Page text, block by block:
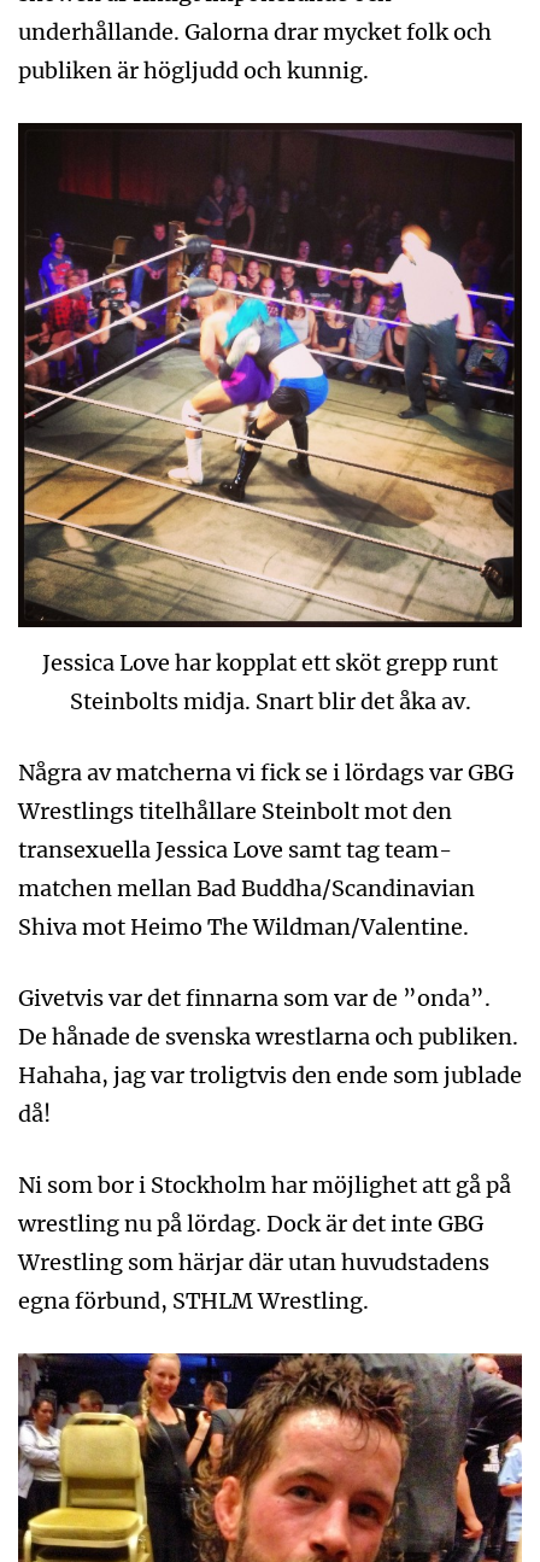
underhållande. Galorna drar mycket folk och
publiken är högljudd och kunnig.
Jessica Love har kopplat ett sköt grepp runt
Steinbolts midja. Snart blir det åka av.
Några av matcherna vi fick se i lördags var GBG
Wrestlings titelhållare Steinbolt mot den
transexuella Jessica Love samt tag team-
matchen mellan Bad Buddha/Scandinavian
Shiva mot Heimo The Wildman/Valentine.
Givetvis var det finnarna som var de ”onda”.
De hånade de svenska wrestlarna och publiken.
Hahaha, jag var troligtvis den ende som jublade
då!
Ni som bor i Stockholm har möjlighet att gå på
wrestling nu på lördag. Dock är det inte GBG
Wrestling som härjar där utan huvudstadens
egna förbund, STHLM Wrestling.